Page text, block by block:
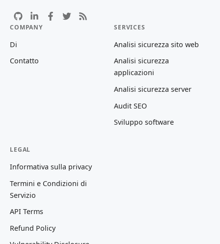
COMPANY
Di
Contatto
SERVICES
Analisi sicurezza sito web
Analisi sicurezza
applicazioni
Analisi sicurezza server
Audit SEO
Sviluppo software
LEGAL
Informativa sulla privacy
Termini e Condizioni di
Servizio
API Terms
Refund Policy